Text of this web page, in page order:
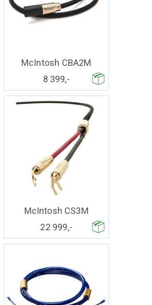
McIntosh CBA2M
8 399,-
McIntosh CS3M
22 999,-